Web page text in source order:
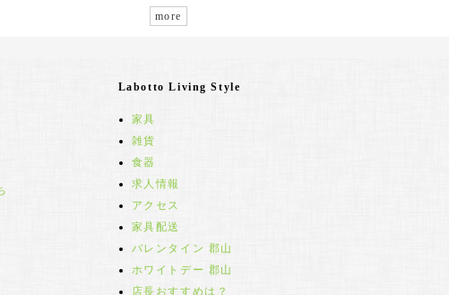
more
Labotto Living Style
家具
雑貨
食器
求人情報
アクセス
家具配送
バレンタイン 郡山
ホワイトデー 郡山
店長おすすめは？